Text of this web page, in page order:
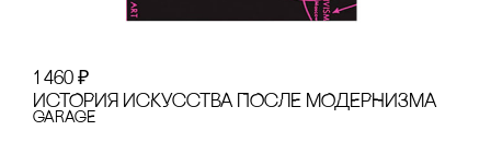
1 460 ₽
ИсТОРИЯ ИсКУссТВА ПОсЛЕ МОДЕРНИЗМА
GARAGE